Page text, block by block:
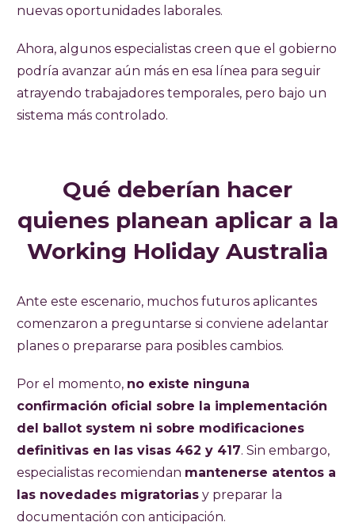
nuevas oportunidades laborales.
Ahora, algunos especialistas creen que el gobierno
podría avanzar aún más en esa línea para seguir
atrayendo trabajadores temporales, pero bajo un
sistema más controlado.
Qué deberían hacer
quienes planean aplicar a la
Working Holiday Australia
Ante este escenario, muchos futuros aplicantes
comenzaron a preguntarse si conviene adelantar
planes o prepararse para posibles cambios.
Por el momento, no existe ninguna
confirmación oficial sobre la implementación
del ballot system ni sobre modificaciones
definitivas en las visas 462 y 417. Sin embargo,
especialistas recomiendan mantenerse atentos a
las novedades migratorias y preparar la
documentación con anticipación.